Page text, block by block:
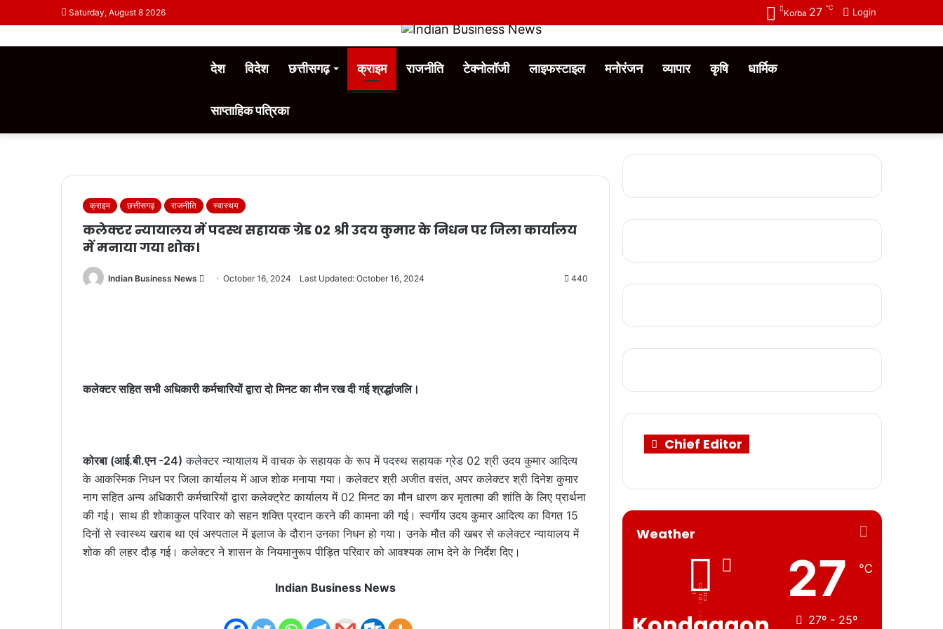
Saturday, August 8 2026 Login
Korba 27 ℃
देश विदेश छत्तीसगढ़ क्राइम राजनीति टेक्नोलॉजी लाइफस्टाइल मनोरंजन व्यापार कृषि धार्मिक
साप्ताहिक पत्रिका
क्राइम छत्तीसगढ़ राजनीति स्वास्थय
कलेक्टर न्यायालय में पदस्थ सहायक ग्रेड 02 श्री उदय कुमार के निधन पर जिला कार्यालय
में मनाया गया शोक।
Indian Business News
SendOctober 16, 2024 Last Updated: October 16, 2024 440
कलेक्टर सहित सभी अधिकारी कर्मचारियों द्वारा दो मिनट का मौन रख दी गई श्रद्धांजलि।
कोरबा (आई.बी.एन -24) कलेक्टर न्यायालय में वाचक के सहायक के रूप में पदस्थ सहायक ग्रेड 02 श्री उदय कुमार आदित्य
के आकस्मिक निधन पर जिला कार्यालय में आज शोक मनाया गया। कलेक्टर श्री अजीत वसंत, अपर कलेक्टर श्री दिनेश कुमार
नाग सहित अन्य अधिकारी कर्मचारियों द्वारा कलेक्ट्रेट कार्यालय में 02 मिनट का मौन धारण कर मृतात्मा की शांति के लिए प्रार्थना
की गई। साथ ही शोकाकुल परिवार को सहन शक्ति प्रदान करने की कामना की गई। स्वर्गीय उदय कुमार आदित्य का विगत 15
दिनों से स्वास्थ्य खराब था एवं अस्पताल में इलाज के दौरान उनका निधन हो गया। उनके मौत की खबर से कलेक्टर न्यायालय में
शोक की लहर दौड़ गई। कलेक्टर ने शासन के नियमानुरूप पीड़ित परिवार को आवश्यक लाभ देने के निर्देश दिए।
Indian Business News
Chief Editor
Weather
27 ℃
27º - 25º